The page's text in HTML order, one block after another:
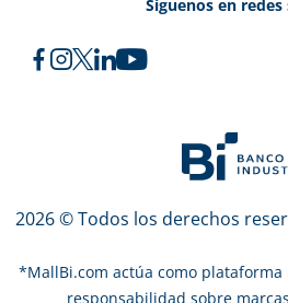
Síguenos en redes
2026 © Todos los derechos
*MallBi.com actúa como
responsabilidad sobre